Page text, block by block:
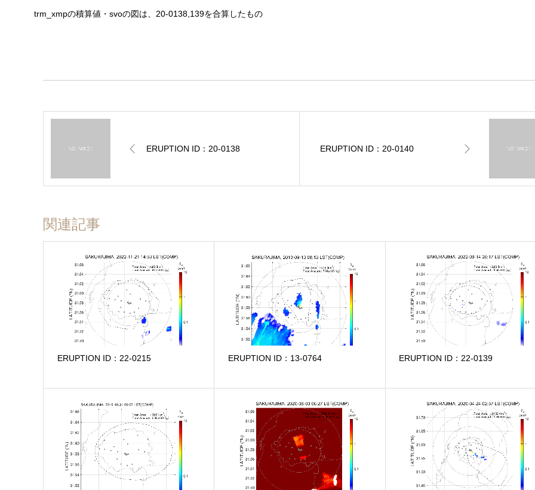
trm_xmpの積算値・svoの図は、20-0138,139を合算したもの
ERUPTION ID：20-0138 ERUPTION ID：20-0140
関連記事
ERUPTION ID：22-0215 ERUPTION ID：13-0764 ERUPTION ID：22-0139